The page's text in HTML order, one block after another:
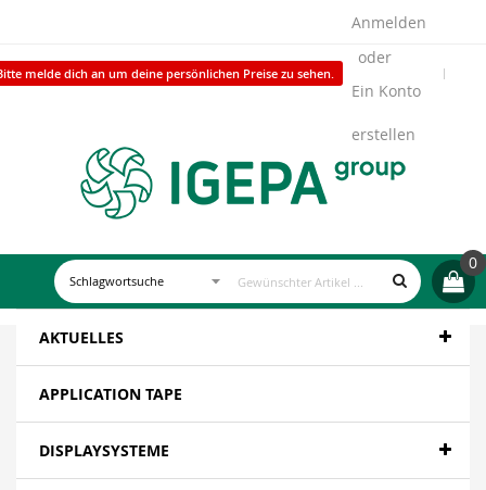
melde dich an um deine persönlichen Preise zu sehen.
Anmelden
Ein Konto
erstellen
0
AKTUELLES
APPLICATION TAPE
DISPLAYSYSTEME